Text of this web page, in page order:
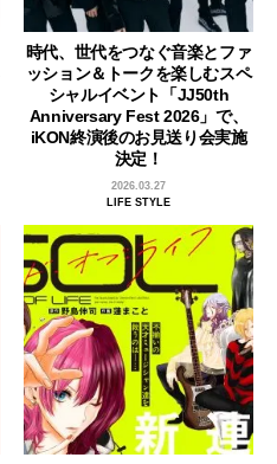
時代、世代をつなぐ音楽とファ
ッション＆トークを楽しむスペ
シャルイベント「JJ50th
Anniversary Fest 2026」で、
iKON終演後のお見送り会実施
決定！
2026.03.27
LIFE STYLE